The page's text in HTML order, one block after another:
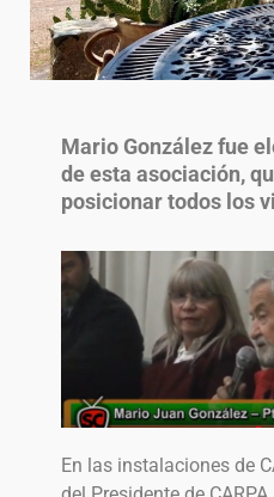
Mario González fue
de esta asociación,
posicionar todos los
En las instalaciones de